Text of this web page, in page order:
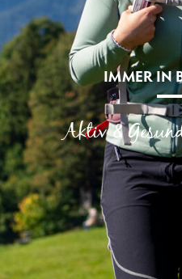
IMMER IN
Aktiv &